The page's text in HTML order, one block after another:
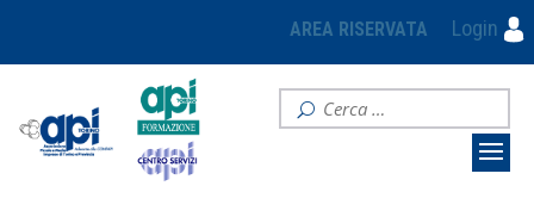
AREA RISERVATA Login